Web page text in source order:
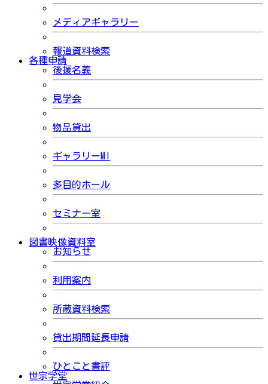
メディアギャラリー
報道資料検索
各種申請
後援名義
見学会
物品貸出
ギャラリーMI
多目的ホール
セミナー室
図書映像資料室
お知らせ
利用案内
所蔵資料検索
貸出期間延長申請
ひとこと書評
世宗学堂